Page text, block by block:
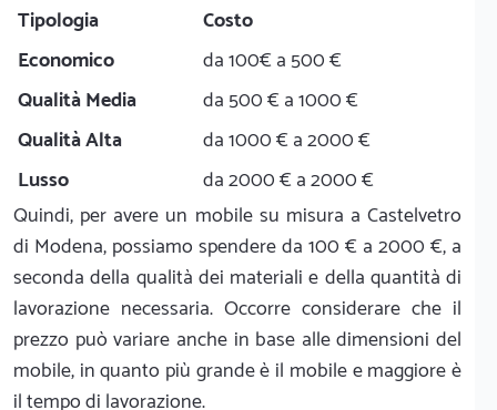
Tipologia
Costo
Economico
da 100€ a 500 €
Qualità Media
da 500 € a 1000 €
Qualità Alta
da 1000 € a 2000 €
Lusso
da 2000 € a 2000 €
Quindi, per avere un mobile su misura a Castelvetro
di Modena, possiamo spendere da 100 € a 2000 €, a
seconda della qualità dei materiali e della quantità di
lavorazione necessaria. Occorre considerare che il
prezzo può variare anche in base alle dimensioni del
mobile, in quanto più grande è il mobile e maggiore è
il tempo di lavorazione.